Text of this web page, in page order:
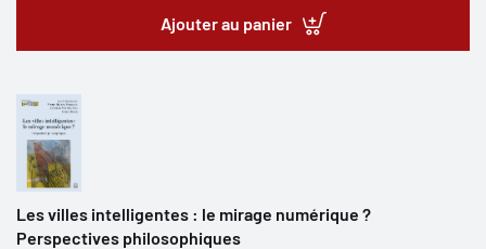
Ajouter au panier
Les villes intelligentes : le mirage numérique ?
Perspectives philosophiques